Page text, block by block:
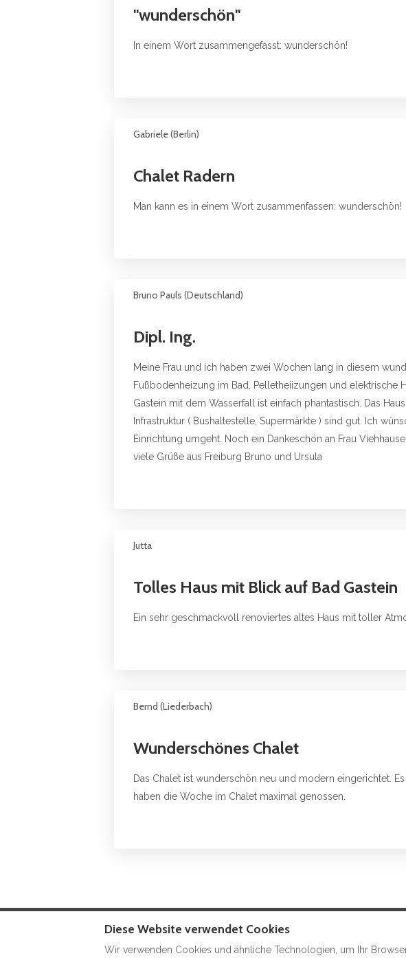
"wunderschön"
In einem Wort zusammengefasst: wunderschön!
Gabriele (Berlin)
Chalet Radern
Man kann es in einem Wort zusammenfassen: wunderschön!
Bruno Pauls (Deutschland)
Dipl. Ing.
Meine Frau und ich haben zwei Wochen lang in diesem
Fußbodenheizung im Bad, Pelletheiizungen und elektrische
Gastein mit dem Wasserfall ist einfach phantastisch. Das
Infrastruktur ( Bushaltestelle, Supermärkte ) sind gut. Ich
Einrichtung umgeht. Noch ein Dankeschön an Frau
viele Grüße aus Freiburg Bruno und Ursula
Jutta
Tolles Haus mit Blick auf Bad Gastein
Ein sehr geschmackvoll renoviertes altes Haus mit toller
Bernd (Liederbach)
Wunderschönes Chalet
Das Chalet ist wunderschön neu und modern eingerichtet.
haben die Woche im Chalet maximal genossen.
Diese Website verwendet Cookies
Wir verwenden Cookies und ähnliche Technologien, um Ihr